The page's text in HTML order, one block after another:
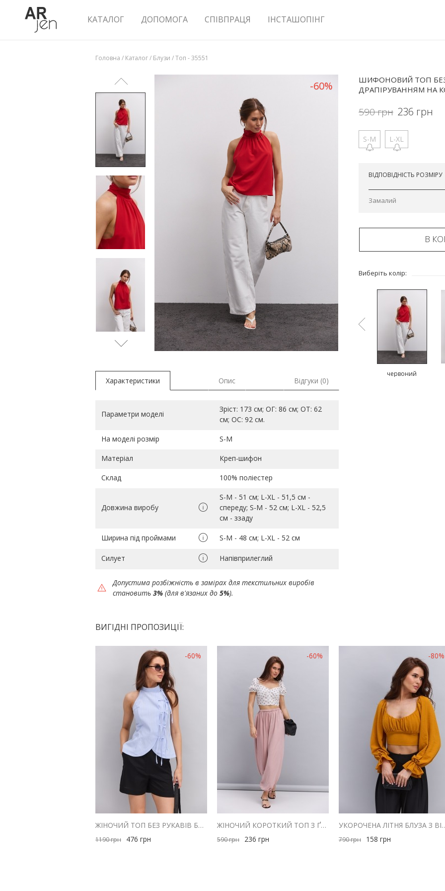
КАТАЛОГ ДОПОМОГА СПІВПРАЦЯ ІНСТАШОПІНГ
Головна / Каталог/ Блузи /Топ - 35551
ШИФОНОВИЙ ТОП БЕЗ
ДРАПІРУВАННЯМ НА
590грн 236 грн
S-M L-XL
ВІДПОВІДНІСТЬ РОЗМІРУ
Замалий
В
Виберіть колір:
червоний
-60%
Характеристики Опис Відгуки (0)
Параметри моделі
Зріст: 173 см; ОГ: 86 см; ОТ: 62
см; ОС: 92 см.
На моделі розмір S-M
Матеріал Креп-шифон
Склад 100% поліестер
Довжина виробу
S-M - 51 см; L-ХL - 51,5 см -
спереду; S-M - 52 см; L-ХL - 52,5
см - ззаду
Ширина під проймами S-M - 48 см; L-ХL - 52 см
Силует Напівприлеглий
Допустима розбіжність в замірах для текстильних виробів
становить 3% (для в'язаних до 5%).
ВИГІДНІ ПРОПОЗИЦІЇ:
-60%
ЖІНОЧИЙ ТОП БЕЗ РУКАВІВ БЛАКИТНИЙ В ТОНКУ СМУЖКУ ІЗ ЗАВ'ЯЗКАМИ СПЕРЕДУ
1190грн 476 грн
-60%
ЖІНОЧИЙ КОРОТКИЙ ТОП З ҐУДЗИКАМИ МОЛОЧНИЙ З ЧЕРВОНИМ КВІТКОВИМ ВІЗЕРУНКОМ
590грн 236 грн
-80%
УКОРОЧЕНА ЛІТНЯ
790грн 158 грн